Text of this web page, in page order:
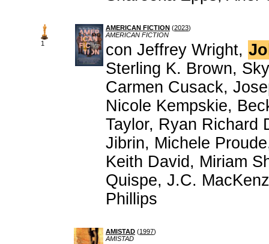
1
AMERICAN FICTION (2023)
AMERICAN FICTION
con Jeffrey Wright,
Sterling K. Brown,
Carmen Cusack,
Nicole Kempskie,
Taylor, Ryan Richard
Jibrin, Michele
Keith David, Miriam
Quispe, J.C.
Phillips
AMISTAD (1997)
AMISTAD